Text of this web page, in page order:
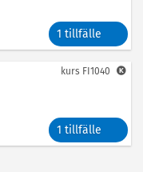
1 tillfälle
1 tillfälle
kurs FI1040